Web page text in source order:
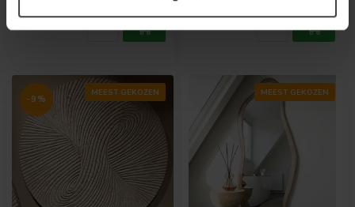
MEEST GEKOZEN
-9%
MEEST GEKOZEN